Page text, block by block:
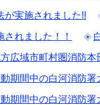
が実施されました!!
れました！！
広域市町村圏消防本
期間中の白河消防署
期間中の白河消防署